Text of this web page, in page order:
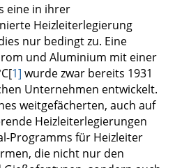
eine in ihrer
Heizleiterlegierung
nur bedingt zu. Eine
und Aluminium mit einer
1] wurde zwar bereits 1931
Unternehmen entwickelt.
weitgefächerten, auch auf
Heizleiterlegierungen
Programms für Heizleiter
die nicht nur den